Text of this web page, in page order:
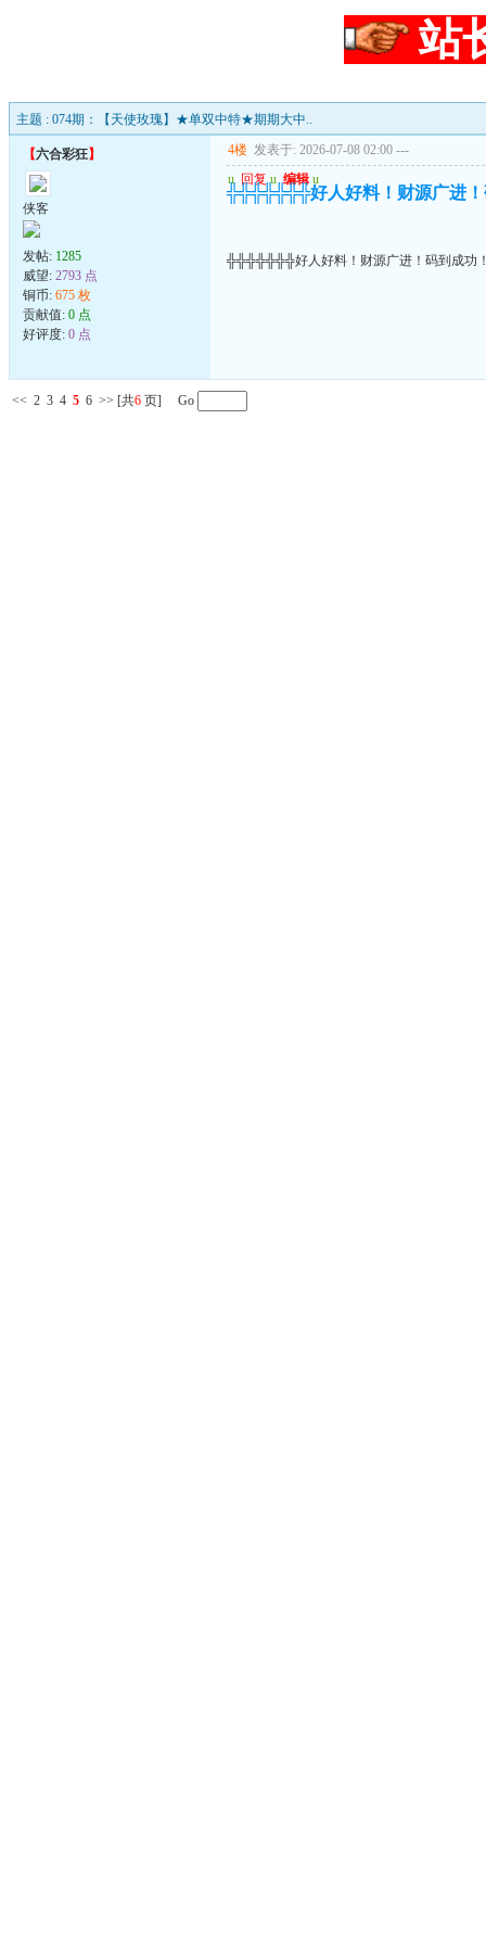
站
主题 : 074期：【天使玫瑰】★单双中特★期期大中..
【六合彩狂】
侠客
发帖: 1285
威望: 2793 点
铜币: 675 枚
贡献值: 0 点
好评度: 0 点
4楼 发表于: 2026-07-08 02:00 ---
u 回复 u 编辑 u
╬╬╬╬╬╬╬好人好料！财源广进！
╬╬╬╬╬╬╬好人好料！财源广进！码到成功
<< 2 3 4 5 6 >> [共6 页] Go